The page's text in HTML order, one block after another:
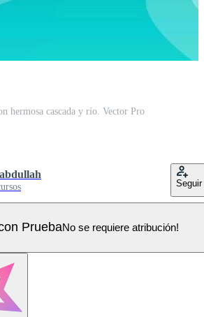
hermosa cascada y río. Vector Pro
Seguir
PruebaNo se requiere atribución!